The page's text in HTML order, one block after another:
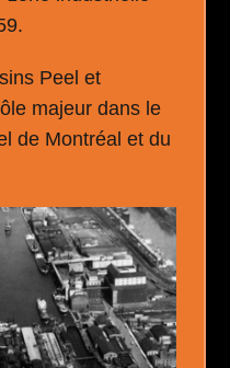
Peel et
majeur dans le
de Montréal et du